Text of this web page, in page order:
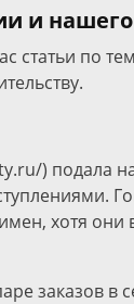
и
статьи по
) подала
хотя
заказов в